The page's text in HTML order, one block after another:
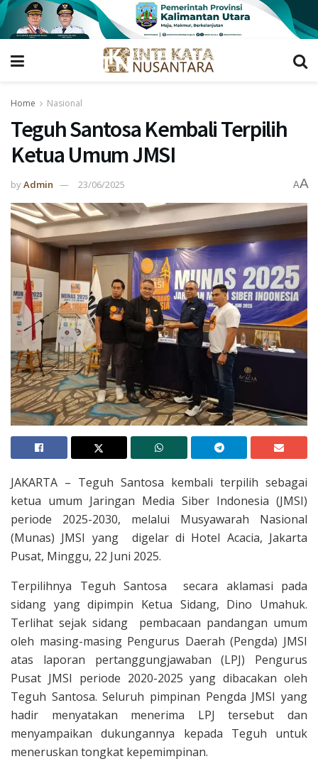
Home Nasional
Teguh Santosa Kembali Terpilih
Ketua Umum JMSI
byAdmin 23/06/2025 AA
JAKARTA – Teguh Santosa kembali terpilih sebagai
ketua umum Jaringan Media Siber Indonesia (JMSI)
periode 2025-2030, melalui Musyawarah Nasional
(Munas) JMSI yang digelar di Hotel Acacia, Jakarta
Pusat, Minggu, 22 Juni 2025.
Terpilihnya Teguh Santosa secara aklamasi pada
sidang yang dipimpin Ketua Sidang, Dino Umahuk.
Terlihat sejak sidang pembacaan pandangan umum
oleh masing-masing Pengurus Daerah (Pengda) JMSI
atas laporan pertanggungjawaban (LPJ) Pengurus
Pusat JMSI periode 2020-2025 yang dibacakan oleh
Teguh Santosa. Seluruh pimpinan Pengda JMSI yang
hadir menyatakan menerima LPJ tersebut dan
menyampaikan dukungannya kepada Teguh untuk
meneruskan tongkat kepemimpinan.